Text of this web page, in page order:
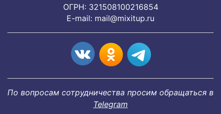
ОГРН: 321508100216854
E-mail: mail@mixitup.ru
По вопросам сотрудничества просим обращаться в
Telegram